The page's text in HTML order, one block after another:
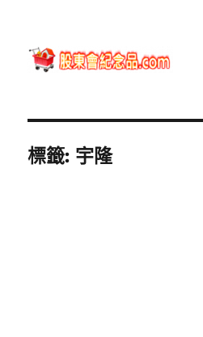
標籤: 宇隆